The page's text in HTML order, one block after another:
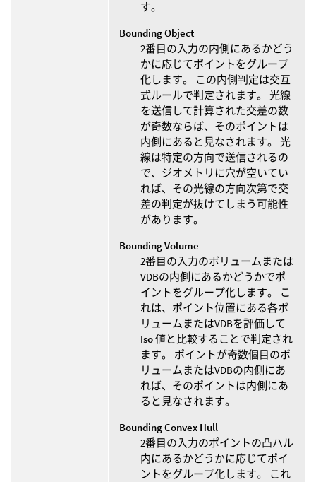
す。
Bounding Object
2番目の入力の内側にあるかどう
かに応じてポイントをグループ
化します。 この内側判定は交互
式ルールで判定されます。 光線
を送信して計算された交差の数
が奇数ならば、そのポイントは
内側にあると見なされます。 光
線は特定の方向で送信されるの
で、ジオメトリに穴が空いてい
れば、その光線の方向次第で交
差の判定が抜けてしまう可能性
があります。
Bounding Volume
2番目の入力のボリュームまたは
VDBの内側にあるかどうかでポ
イントをグループ化します。 こ
れは、ポイント位置にある各ボ
リュームまたはVDBを評価して
Iso値と比較することで判定され
ます。 ポイントが奇数個目のボ
リュームまたはVDBの内側にあ
れば、そのポイントは内側にあ
ると見なされます。
Bounding Convex Hull
2番目の入力のポイントの凸ハル
内にあるかどうかに応じてポイ
ントをグループ化します。 これ